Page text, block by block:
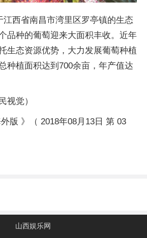
江西省南昌市湾里区罗亭镇的生态
品种的葡萄迎来大面积丰收。近年
生态资源优势，大力发展葡萄种植
种植面积达到700余亩，年产值达
视觉）
外版 》（ 2018年08月13日 第 03
山西娱乐网